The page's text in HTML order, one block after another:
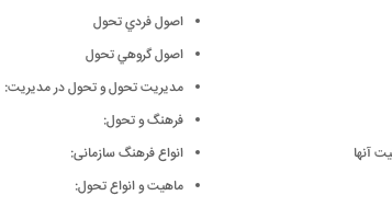
آنها
اصول فردي تحول
اصول گروهي تحول
مديريت تحول و تحول در مديريت:
فرهنگ و تحول:
انواع فرهنگ سازمانی:
ماهیت و انواع تحول: